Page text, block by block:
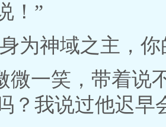
！”
为神域之主，
微一笑，带着说
？我说过他迟早